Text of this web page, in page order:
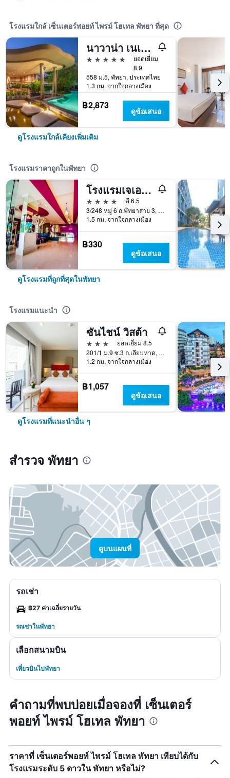
โรงแรมใกล้ เซ็นเตอร์พอยท์ ไพรม์ โฮเทล พัทยา ที่สุด
นาวาน่า เนเจอร์ เอสเคป
5 ดาว
ยอดเยี่ยม
8.9
558 ม.5, พัทยา, ประเทศไทย
1.3 กม. จากใจกลางเมือง
฿2,873 ดูข้อเสนอ
ดูโรงแรมใกล้เคียงเพิ่มเติม
โรงแรมราคาถูกในพัทยา
โรงแรมเจเอวิลล่า
4 ดาว
ดี 6.5
3/248 หมู่ 6 ถ.พัทยาสาย 3, พัทยา, ประเทศไทย
1.5 กม. จากใจกลางเมือง
฿330
ดูข้อเสนอ
ดูโรงแรมที่ถูกที่สุดในพัทยา
โรงแรมแนะนำ
ซันไชน์ วิสต้า
3 ดาว
ยอดเยี่ยม 8.5
201/1 ม.9 ซ.3 ถ.เลียบหาด, พัทยา, ประเทศไทย
1.2 กม. จากใจกลางเมือง
฿1,057
ดูข้อเสนอ
ดูโรงแรมที่แนะนำอื่น ๆ
สำรวจ พัทยา
ดูบนแผนที่
รถเช่า
฿27 ค่าเฉลี่ยรายวัน
รถเช่าในพัทยา
เลือกสนามบิน
เที่ยวบินไปพัทยา
คำถามที่พบบ่อยเมื่อจองที่ เซ็นเตอร์
พอยท์ ไพรม์ โฮเทล พัทยา
ราคาที่ เซ็นเตอร์พอยท์ ไพรม์ โฮเทล พัทยา เทียบได้กับ
โรงแรมระดับ 5 ดาวใน พัทยา หรือไม่?